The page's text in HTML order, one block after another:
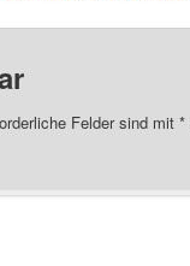
Felder sind mit *